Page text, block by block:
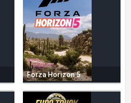
Forza Horizon 5